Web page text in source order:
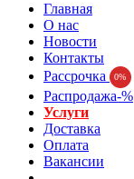
Главная
О нас
Новости
Контакты
Рассрочка
0%
Распродажа-%
Услуги
Доставка
Оплата
Вакансии